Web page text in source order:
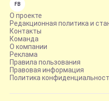
FB
О проекте
Редакционная политика и
Контакты
Команда
О компании
Реклама
Правила пользования
Правовая информация
Политика